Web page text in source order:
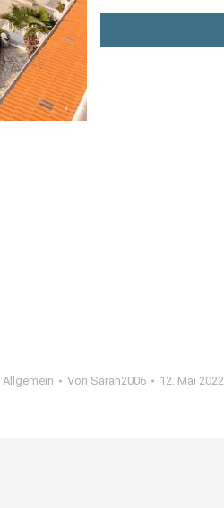
Allgemein Von Sarah2006 12. Mai 2022